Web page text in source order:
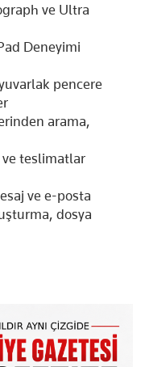
ve Ultra
Deneyimi
pencere
arama,
ve teslimatlar
ve e-posta
dosya